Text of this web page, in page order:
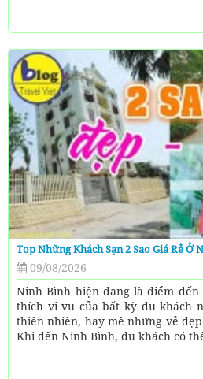
Top Những Khách Sạn 2 Sao Giá Rẻ Ở
09/08/2026
Ninh Bình hiện đang là điểm
thích vi vu của bất kỳ du khách
thiên nhiên, hay mê những vẻ
Khi đến Ninh Bình, du khách có